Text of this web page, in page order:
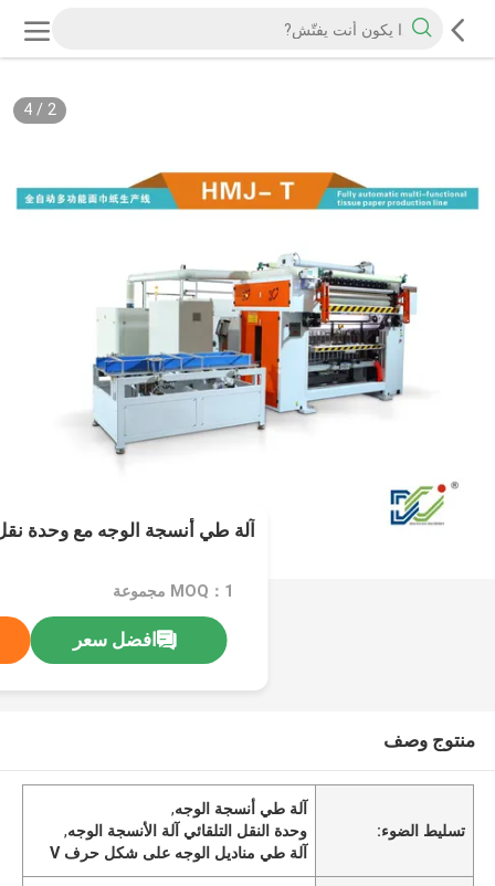
2
/
4
آلة طي أنسجة الوجه مع وحدة
MOQ：1 مجموعة
افضل سعر
منتوج وصف
تسليط الضوء:
آلة طي أنسجة الوجه,
وحدة النقل التلقائي آلة الأنسجة الوجه,
آلة طي مناديل الوجه على شكل حرف V